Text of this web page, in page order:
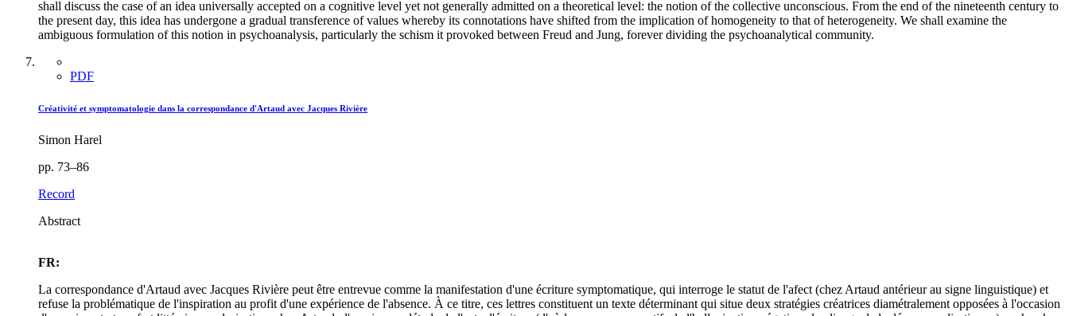
shall discuss the case of an idea universally accepted on a cognitive level yet not generally admitted on a theoretical level: the notion of the collective unconscious. From the end of the nineteenth century to
the present day, this idea has undergone a gradual transference of values whereby its connotations have shifted from the implication of homogeneity to that of heterogeneity. We shall examine the
ambiguous formulation of this notion in psychoanalysis, particularly the schism it provoked between Freud and Jung, forever dividing the psychoanalytical community.
PDF
Créativité et symptomatologie dans la correspondance d'Artaud avec Jacques Rivière
Simon Harel
pp. 73–86
Record
Abstract
FR:
La correspondance d'Artaud avec Jacques Rivière peut être entrevue comme la manifestation d'une écriture symptomatique, qui interroge le statut de l'afect (chez Artaud antérieur au signe linguistique) et
refuse la problématique de l'inspiration au profit d'une expérience de l'absence. À ce titre, ces lettres constituent un texte déterminant qui situe deux stratégies créatrices diamétralement opposées à l'occasion